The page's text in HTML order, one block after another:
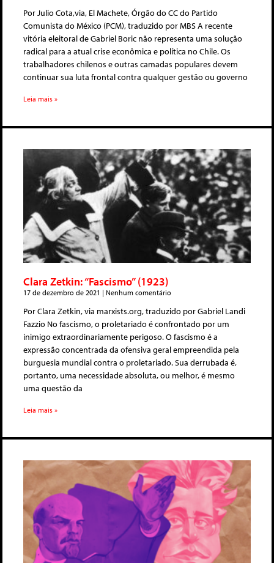
Por Julio Cota,via, El Machete, Órgão do CC do Partido
Comunista do México (PCM), traduzido por MBS A recente
vitória eleitoral de Gabriel Boric não representa uma solução
radical para a atual crise econômica e política no Chile. Os
trabalhadores chilenos e outras camadas populares devem
continuar sua luta frontal contra qualquer gestão ou governo
Leia mais »
Clara Zetkin: “Fascismo” (1923)
17 de dezembro de 2021 Nenhum comentário
Por Clara Zetkin, via marxists.org, traduzido por Gabriel Landi
Fazzio No fascismo, o proletariado é confrontado por um
inimigo extraordinariamente perigoso. O fascismo é a
expressão concentrada da ofensiva geral empreendida pela
burguesia mundial contra o proletariado. Sua derrubada é,
portanto, uma necessidade absoluta, ou melhor, é mesmo
uma questão da
Leia mais »